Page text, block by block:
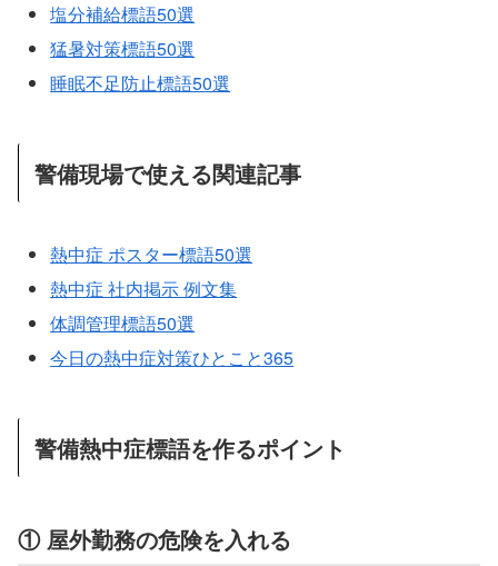
塩分補給標語50選
猛暑対策標語50選
睡眠不足防止標語50選
警備現場で使える関連記事
熱中症 ポスター標語50選
熱中症 社内掲示 例文集
体調管理標語50選
今日の熱中症対策ひとこと365
警備熱中症標語を作るポイント
① 屋外勤務の危険を入れる